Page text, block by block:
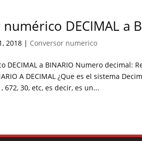
DECIMAL a
2018 | Conversor numerico
DECIMAL a BINARIO Numero decimal:
A DECIMAL ¿Que es el sistema
672, 30, etc, es decir, es un...